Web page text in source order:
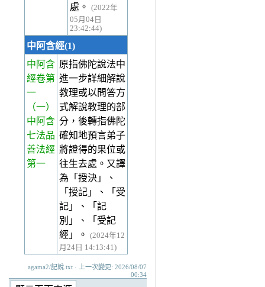
處。
(2022年
05月04日
23:42:44)
中阿含經(1)
中阿含
經卷第
一
（一）
中阿含
七法品
善法經
第一
原指佛陀說法中
進一步詳細解說
教理或以問答方
式解說教理的部
分，後轉指佛陀
確知地預言弟子
將證得的果位或
往生去處。又譯
為「授決」、
「授記」、「受
記」、「記
別」、「受記
經」。
(2024年12
月24日 14:13:41)
agama2/記說.txt · 上一次變更: 2026/08/07
00:34